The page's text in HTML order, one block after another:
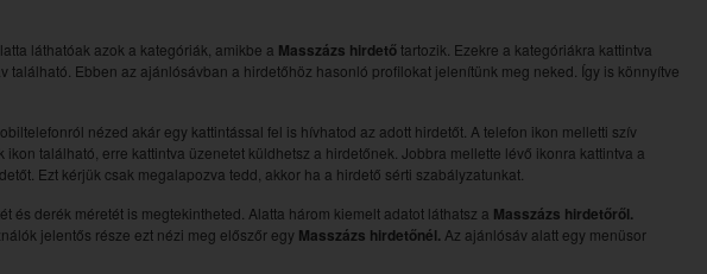
láthatóak azok a kategóriák, amikbe a Masszázs hirdetőtartozik. Ezekre a kategóriákra kattintva
Ebben az ajánlósávban a hirdetőhöz hasonló profilokat jelenítünk meg neked. Így is könnyítve
nézed akár egy kattintással fel is hívhatod az adott hirdetőt. A telefon ikon melletti szív
található, erre kattintva üzenetet küldhetsz a hirdetőnek. Jobbra mellette lévő ikonra kattintva a
Ezt kérjük csak megalapozva tedd, akkor ha a hirdető sérti szabályzatunkat.
derék méretét is megtekintheted. Alatta három kiemelt adatot láthatsz a Masszázs hirdetőről.
jelentős része ezt nézi meg előszőr egy Masszázs hirdetőnél. Az ajánlósáv alatt egy menüsor